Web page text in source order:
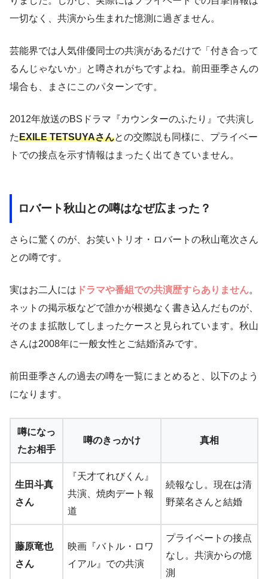
一切なく、共演から生まれた憶測に過ぎません。
芸能界では人気俳優同士の共演があるだけで「付き合って
るんじゃないか」と噂されがちですよね。前田亜季さんの
場合も、まさにこのパターンです。
2012年放送のBSドラマ『カウンターのふたり』で共演し
たEXILE TETSUYAさんとの交際説も同様に、プライベー
トでの接点を示す情報はまったく出てきていません。
ロバート秋山との噂はなぜ広まった？
さらに驚くのが、お笑いトリオ・ロバートの秋山竜次さん
との噂です。
実はお二人には ドラマや番組での共演歴すらありません。
ネットの掲示板などで誰かが根拠なく書き込んだものが、
そのまま拡散してしまったケースと見られています。秋山
さんは2008年に一般女性とご結婚済みです。
前田亜季さんの過去の噂を一覧にまとめると、以下のよう
になります。
噂になっ
たお相手
噂のきっかけ 真相
生田斗真
さん
『天才てれびくん』
共演、焼肉デート報
道
続報なし。現在は清
野菜名さんと結婚
藤原竜也
さん
映画『バトル・ロワ
イアル』での共演
プライベートの接点
なし。共演からの憶
測